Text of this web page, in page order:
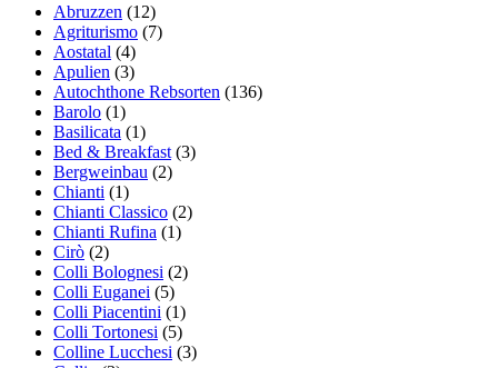
Abruzzen (12)
Agriturismo (7)
Aostatal (4)
Apulien (3)
Autochthone Rebsorten (136)
Barolo (1)
Basilicata (1)
Bed & Breakfast (3)
Bergweinbau (2)
Chianti (1)
Chianti Classico (2)
Chianti Rufina (1)
Cirò (2)
Colli Bolognesi (2)
Colli Euganei (5)
Colli Piacentini (1)
Colli Tortonesi (5)
Colline Lucchesi (3)